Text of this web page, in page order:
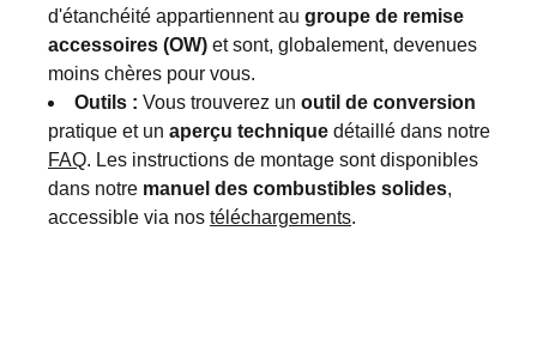
d'étanchéité appartiennent au groupe de remise
accessoires (OW) et sont, globalement, devenues
moins chères pour vous.
Outils : Vous trouverez un outil de conversion
pratique et un aperçu technique détaillé dans notre
FAQ. Les instructions de montage sont disponibles
dans notre manuel des combustibles solides,
accessible via nos téléchargements.